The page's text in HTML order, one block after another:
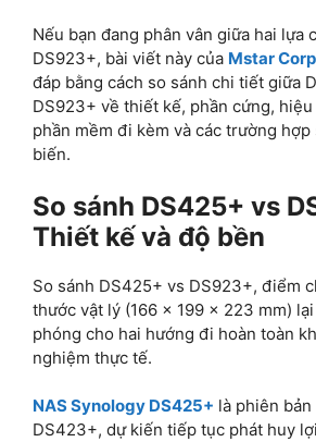
Nếu bạn đang phân vân giữa hai lựa
DS923+, bài viết này của Mstar Corp
đáp bằng cách so sánh chi tiết giữa
DS923+ về thiết kế, phần cứng,
phần mềm đi kèm và các trường
biến.
So sánh DS425+ vs
Thiết kế và độ bền
So sánh DS425+ vs DS923+, điểm
thước vật lý (166 x 199 x 223 mm)
phóng cho hai hướng đi hoàn toàn
nghiệm thực tế.
NAS Synology DS425+ là phiên
DS423+, dự kiến tiếp tục phát huy